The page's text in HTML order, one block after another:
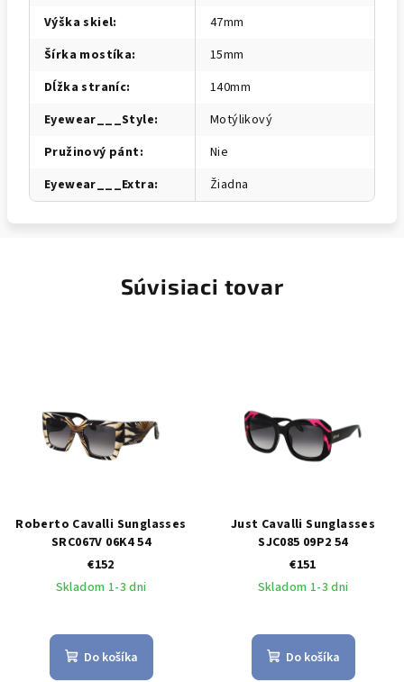
Výška skiel:
47mm
Šírka mostíka:
15mm
Dĺžka straníc:
140mm
Eyewear___Style:
Motýlikový
Pružinový pánt:
Nie
Eyewear___Extra: Žiadna
Súvisiaci tovar
Roberto Cavalli Sunglasses
SRC067V 06K4 54
€152
Skladom 1-3 dni
Do košíka
Just Cavalli Sunglasses
SJC085 09P2 54
€151
Skladom 1-3 dni
Do košíka